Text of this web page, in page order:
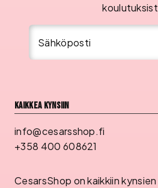
Sähköposti
Kaikkea kynsiin
info@cesarsshop.fi
+358 400 608621
CesarsShop on kaikkiin